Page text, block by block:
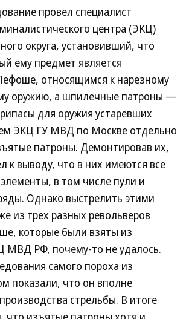
провел специалист
центра (ЭКЦ)
округа, установивший, что
ему предмет является
относящимся к нарезному
оружию, а шпилечные патроны —
для оружия устаревших
ЭКЦ ГУ МВД по Москве отдельно
патроны. Демонтировав их,
к выводу, что в них имеются все
в том числе пули и
Однако выстрелить этими
из трех разных револьверов
которые были взяты из
МВД РФ, почему-то не удалось.
самого пороха из
показали, что он вполне
стрельбы. В итоге